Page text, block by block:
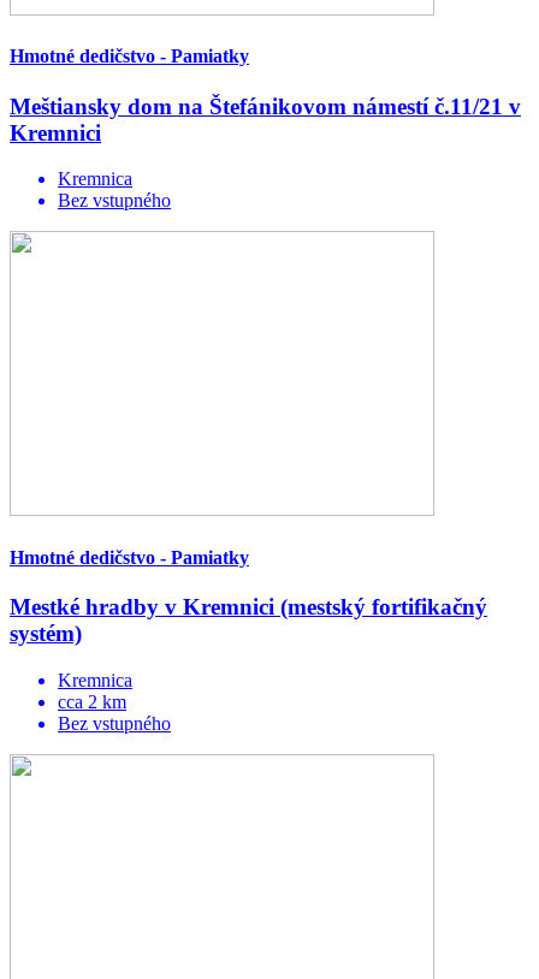
Hmotné dedičstvo - Pamiatky
Meštiansky dom na Štefánikovom námestí č.11/21 v
Kremnici
Kremnica
Bez vstupného
Hmotné dedičstvo - Pamiatky
Mestké hradby v Kremnici (mestský fortifikačný
systém)
Kremnica
cca 2 km
Bez vstupného